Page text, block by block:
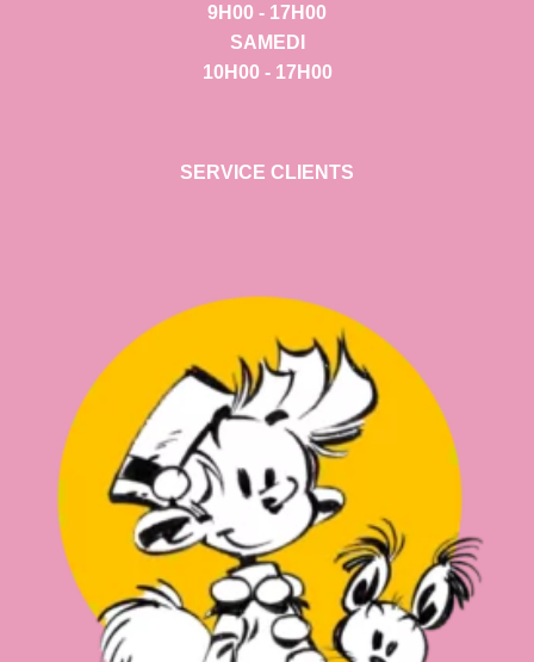
9H00 - 17H00
SAMEDI
10H00 - 17H00
SERVICE CLIENTS